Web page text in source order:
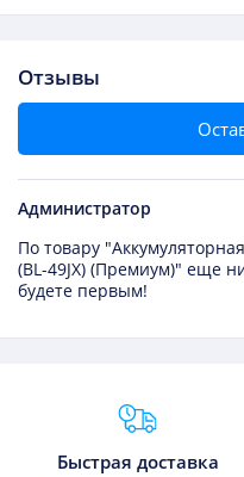
Отзывы
Администратор
По товару
(BL-49JX) (Премиум)" еще
будете первым!
Быстрая доставка